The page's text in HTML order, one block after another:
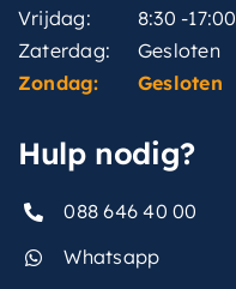
Vrijdag:
8:30 -17:00
Zaterdag:
Gesloten
Zondag:
Gesloten
Hulp nodig?
088 646 40 00
Whatsapp